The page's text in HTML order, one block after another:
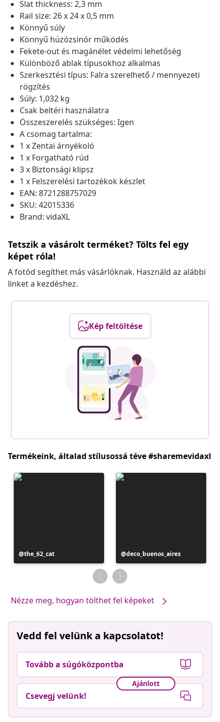
Slat thickness: 2,3 mm
Rail size: 26 x 24 x 0,5 mm
Könnyű súly
Könnyű húzózsinór működés
Fekete-out és magánélet védelmi lehetőség
Különböző ablak típusokhoz alkalmas
Szerkesztési típus: Falra szerelhető / mennyezeti
rögzítés
Súly: 1,032 kg
Csak beltéri használatra
Összeszerelés szükséges: Igen
A csomag tartalma:
1 x Zentai árnyékoló
1 x Forgatható rúd
3 x Biztonsági klipsz
1 x Felszerelési tartozékok készlet
EAN: 8721288757029
SKU: 42015336
Brand: vidaXL
Tetszik a vásárolt terméket? Tölts fel egy
képet róla!
A fotód segíthet más vásárlóknak. Használd az alábbi
linket a kezdéshez.
Kép feltöltése
Termékeink, általad stílusossá téve #sharemevidaxl
Bejegyzés
közzétevője
the_62_cat
Bejegyzés
közzétevője
deco_buenos_aires
Nézze meg, hogyan tölthet fel képeket
Vedd fel velünk a kapcsolatot!
Tovább a súgóközpontba
Ajánlott
Csevegj velünk!